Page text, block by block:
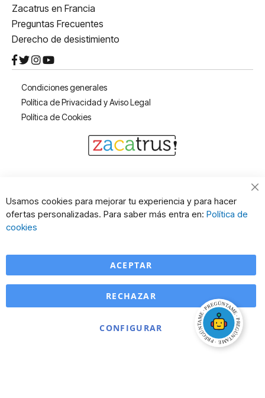
Zacatrus en Francia
Preguntas Frecuentes
Derecho de desistimiento
Condiciones generales
Política de Privacidad y Aviso Legal
Política de Cookies
Usamos cookies para mejorar tu experiencia y para hacer
ofertas personalizadas. Para saber más entra en: Política de
cookies
ACEPTAR
CONFIGURAR
RECHAZAR